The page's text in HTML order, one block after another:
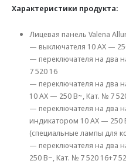
Характеристики продукта:
Лицевая панель Valena
— выключателя 10 AX —
— переключателя на два
7 520 16
— переключателя на два
10 AX — 250 В~, Кат. № 7
— переключателя на два
индикатором 10 AX — 250
(специальные лампы для
— переключателя на два
250 В~, Кат. № 7 520 16+7